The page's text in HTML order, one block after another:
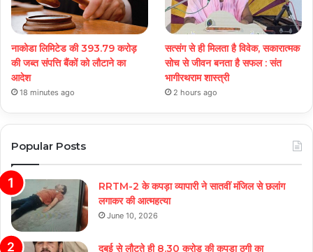
नाकोडा लिमिटेड की 393.79 करोड़
की जब्त संपत्ति बैंकों को लौटाने का
आदेश
18 minutes ago
सत्संग से ही मिलता है विवेक, सकारात्मक
सोच से जीवन बनता है सफल : संत
भागीरथराम शास्त्री
2 hours ago
Popular Posts
RRTM-2 के कपड़ा व्यापारी ने सातवीं मंजिल से छलांग
लगाकर की आत्महत्या
June 10, 2026
दुबई से लौटते ही 8.30 करोड़ की कपड़ा ठगी का